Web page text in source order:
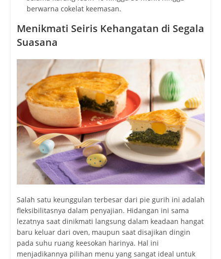
berwarna cokelat keemasan.
Menikmati Seiris Kehangatan di Segala
Suasana
Salah satu keunggulan terbesar dari pie gurih ini adalah
fleksibilitasnya dalam penyajian. Hidangan ini sama
lezatnya saat dinikmati langsung dalam keadaan hangat
baru keluar dari oven, maupun saat disajikan dingin
pada suhu ruang keesokan harinya. Hal ini
menjadikannya pilihan menu yang sangat ideal untuk